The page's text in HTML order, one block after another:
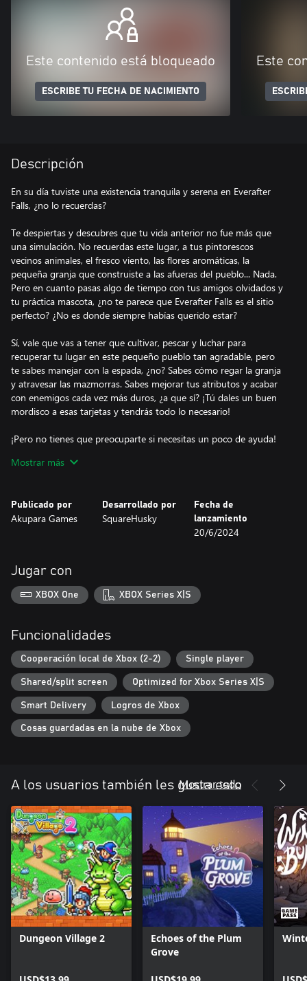
Este contenido está bloqueado
ESCRIBE TU FECHA DE NACIMIENTO
Este
Descripción
En su día tuviste una existencia tranquila y serena en Everafter
Falls, ¿no lo recuerdas?
Te despiertas y descubres que tu vida anterior no fue más que
una simulación. No recuerdas este lugar, a tus pintorescos
vecinos animales, el fresco viento, las flores aromáticas, la
pequeña granja que construiste a las afueras del pueblo... Nada.
Pero en cuanto pasas algo de tiempo con tus amigos olvidados y
tu práctica mascota, ¿no te parece que Everafter Falls es el sitio
perfecto? ¿No es donde siempre habías querido estar?
Sí, vale que vas a tener que cultivar, pescar y luchar para
recuperar tu lugar en este pequeño pueblo tan agradable, pero
te sabes manejar con la espada, ¿no? Sabes cómo regar la granja
y atravesar las mazmorras. Sabes mejorar tus atributos y acabar
con enemigos cada vez más duros, ¿a que sí? ¡Tú dales un buen
mordisco a esas tarjetas y tendrás todo lo necesario!
¡Pero no tienes que preocuparte si necesitas un poco de ayuda!
de tus cultivos e incluso ayudarte a pelear. Y tu mascota te ha
chulas, como labrar la tierra, regar los cultivos e incluso
teletransportarte por todo el mapa. ¿Qué? ¿Que nunca habías
¡Estás en Everafter Falls! Aquí las cosas siempre son tranquilas.
No hay de qué preocuparse..., ¿cierto?
Mostrar más
Publicado por
Akupara Games
Desarrollado por
SquareHusky
Fecha de
lanzamiento
20/6/2024
Jugar con
XBOX One XBOX Series X|S
Funcionalidades
Cooperación local de Xbox (2-2) Single player
Shared/split screen Optimized for Xbox Series X|S
Smart Delivery Logros de Xbox
Cosas guardadas en la nube de Xbox
A los usuarios también les gusta esto
Mostrar todo
Dungeon Village 2
Echoes of the Plum
Grove